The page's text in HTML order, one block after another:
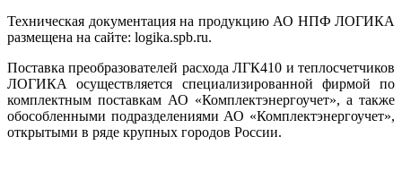
Техническая документация на продукцию АО НПФ ЛОГИКА
размещена на сайте: logika.spb.ru.
Поставка преобразователей расхода ЛГК410 и теплосчетчиков
ЛОГИКА осуществляется специализированной фирмой по
комплектным поставкам АО «Комплектэнергоучет», а также
обособленными подразделениями АО «Комплектэнергоучет»,
открытыми в ря­де крупных городов России.